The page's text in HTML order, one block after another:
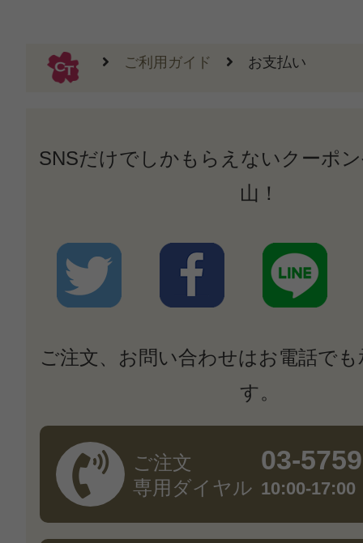
ご利用ガイド お支払い
SNSだけでしかもらえないクーポ
山！
ご注文、お問い合わせはお電話で
す。
ご注文
専用ダイヤル
03-
10:00-17:00